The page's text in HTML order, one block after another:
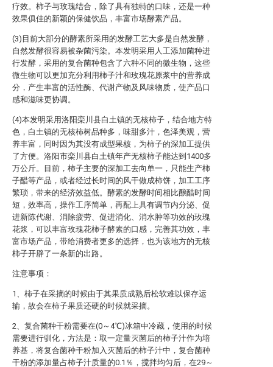
疗效。柿子与玫瑰结合，除了具有独特的口味，还是一种
效果俱佳的新颖的保健饮品，丰富市场酵素产品。
(3)目前大部分的酵素所采用的发酵工艺大多是自然发酵，
自然发酵很容易被杂菌污染。本发明采用人工添加菌种进
行发酵，采用的复合菌种包含了六种不同的微生物，这些
微生物可以更加充分利用柿子汁和玫瑰花原浆中的营养成
分，产生丰富的活性酶、代谢产物及风味物质，使产品口
感和滋味更协调。
(4)本发明采用洛阳栾川县白土镇的无核柿子，结合地方特
色，白土镇的无核柿树品种多，味甜多汁，色泽美观，营
养丰富，同时因为其没有成型果核，为柿子的深加工提供
了方便。洛阳市栾川县白土镇年产无核柿子能达到1400多
万公斤。目前，柿子主要的深加工去向单一，只能生产柿
子醋等产品，或者经过长时间的风干做成柿饼，加工工序
繁琐，带来的经济效益低。酵素的发酵时间相比酿醋时间
短，效率高，操作工序简单，再配上具有调节内分泌、促
进新陈代谢、消除疲劳、促进消化、消水肿等功效的玫瑰
花浆，可以丰富玫瑰花柿子酵素的口感，完善其功效，丰
富市场产品，带给消费者更多的选择，也为该地方的无核
柿子开辟了一条新的出路。
注意事项：
1、柿子在采摘的时候由于其果质成熟后松软难以保存运
输，故会在柿子果质还硬的时候就采摘。
2、复合菌种干粉需要在(0～4℃)冰箱中冷藏，使用的时候
需要进行驯化，方法是：取一定量灭菌后的柿子汁作为培
养基，将复合菌种干粉加入灭菌后的柿子汁中，复合菌种
干粉的添加量占柿子汁质量的0.1％，搅拌均匀后，在29～